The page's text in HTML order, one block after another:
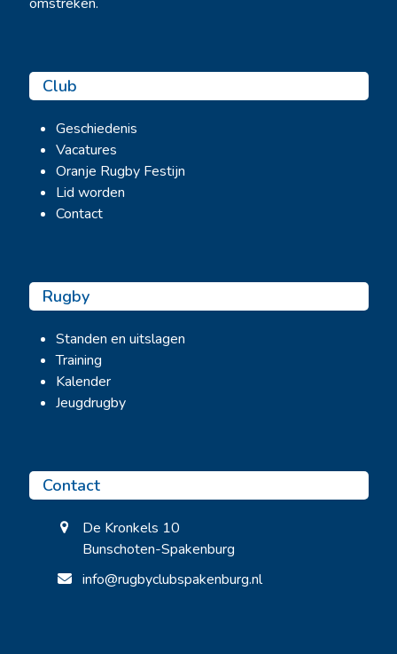
Club
Geschiedenis
Vacatures
Oranje Rugby Festijn
Lid worden
Contact
Rugby
Standen en uitslagen
Training
Kalender
Jeugdrugby
Contact
De Kronkels 10
Bunschoten-Spakenburg
info@rugbyclubspakenburg.nl